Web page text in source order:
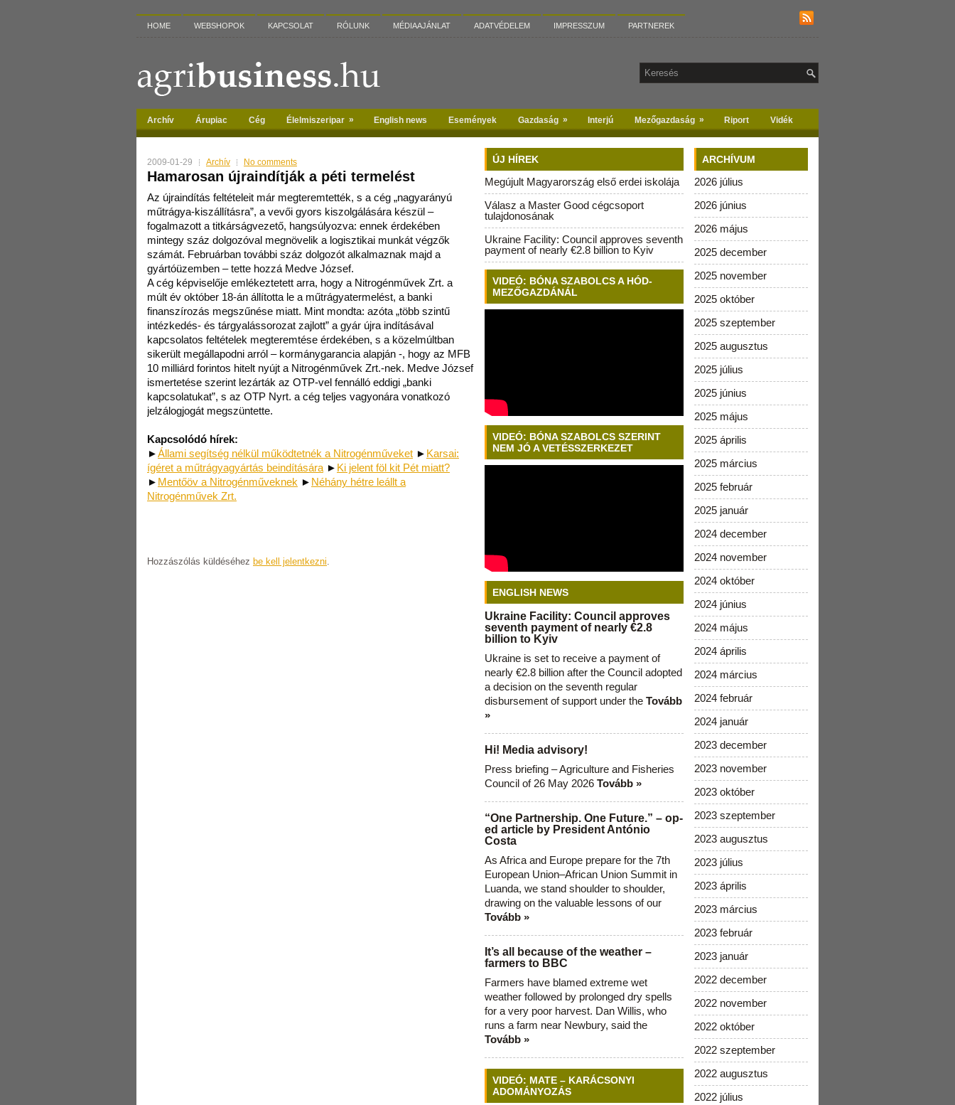
HOME WEBSHOPOK KAPCSOLAT RÓLUNK MÉDIAAJÁNLAT ADATVÉDELEM IMPRESSZUM PARTNEREK
Archív Árupiac Cég Élelmiszeripar » English news Események Gazdaság » Interjú Mezőgazdaság » Riport Vidék
2009-01-29 Archív No comments
Hamarosan újraindítják a péti termelést
Az újraindítás feltételeit már megteremtették, s a cég „nagyarányú
műtrágya-kiszállításra”, a vevői gyors kiszolgálására készül –
fogalmazott a titkárságvezető, hangsúlyozva: ennek érdekében
mintegy száz dolgozóval megnövelik a logisztikai munkát végzők
számát. Februárban további száz dolgozót alkalmaznak majd a
gyártóüzemben – tette hozzá Medve József.
A cég képviselője emlékeztetett arra, hogy a Nitrogénművek Zrt. a
múlt év október 18-án állította le a műtrágyatermelést, a banki
finanszírozás megszűnése miatt. Mint mondta: azóta „több szintű
intézkedés- és tárgyalássorozat zajlott” a gyár újra indításával
kapcsolatos feltételek megteremtése érdekében, s a közelmúltban
sikerült megállapodni arról – kormánygarancia alapján -, hogy az MFB
10 milliárd forintos hitelt nyújt a Nitrogénművek Zrt.-nek. Medve József
ismertetése szerint lezárták az OTP-vel fennálló eddigi „banki
kapcsolatukat”, s az OTP Nyrt. a cég teljes vagyonára vonatkozó
jelzálogjogát megszüntette.
Kapcsolódó hírek:
►Állami segítség nélkül működtetnék a Nitrogénműveket ► Karsai:
ígéret a műtrágyagyártás beindítására ► Ki jelent föl kit Pét miatt?
► Mentőöv a Nitrogénműveknek ► Néhány hétre leállt a
Nitrogénművek Zrt.
Hozzászólás küldéséhez be kell jelentkezni.
ÚJ HÍREK
Megújult Magyarország első erdei iskolája
Válasz a Master Good cégcsoport
tulajdonosának
Ukraine Facility: Council approves seventh
payment of nearly €2.8 billion to Kyiv
VIDEÓ: BÓNA SZABOLCS A HÓD-
MEZŐGAZDÁNÁL
VIDEÓ: BÓNA SZABOLCS SZERINT
NEM JÓ A VETÉSSZERKEZET
ENGLISH NEWS
Ukraine Facility: Council approves
seventh payment of nearly €2.8
billion to Kyiv
Ukraine is set to receive a payment of
nearly €2.8 billion after the Council adopted
a decision on the seventh regular
disbursement of support under the Tovább
»
Hi! Media advisory!
Press briefing – Agriculture and Fisheries
Council of 26 May 2026 Tovább »
“One Partnership. One Future.” – op-
ed article by President António
Costa
As Africa and Europe prepare for the 7th
European Union–African Union Summit in
Luanda, we stand shoulder to shoulder,
drawing on the valuable lessons of our
Tovább »
It’s all because of the weather –
farmers to BBC
Farmers have blamed extreme wet
weather followed by prolonged dry spells
for a very poor harvest. Dan Willis, who
runs a farm near Newbury, said the
Tovább »
VIDEÓ: MATE – KARÁCSONYI
ADOMÁNYOZÁS
ARCHÍVUM
2026 július
2026 június
2026 május
2025 december
2025 november
2025 október
2025 szeptember
2025 augusztus
2025 július
2025 június
2025 május
2025 április
2025 március
2025 február
2025 január
2024 december
2024 november
2024 október
2024 június
2024 május
2024 április
2024 március
2024 február
2024 január
2023 december
2023 november
2023 október
2023 szeptember
2023 augusztus
2023 július
2023 április
2023 március
2023 február
2023 január
2022 december
2022 november
2022 október
2022 szeptember
2022 augusztus
2022 július